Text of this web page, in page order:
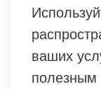
ваших
полезным